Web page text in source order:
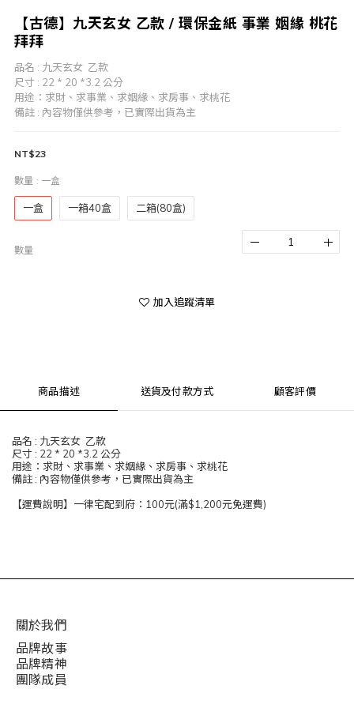
【古德】九天玄女 乙款 / 環保金紙 事業 姻緣 桃花
拜拜
品名 : 九天玄女  乙款
尺寸 : 22 * 20 *3.2 公分
用途：求財、求事業、求姻緣、求房事、求桃花
備註 : 內容物僅供參考，已實際出貨為主
NT$23
數量 : 一盒
一盒 一箱40盒 二箱(80盒)
數量
加入追蹤清單
商品描述 送貨及付款方式 顧客評價
品名 : 九天玄女 乙款
尺寸 : 22 * 20 *3.2 公分
用途：求財、求事業、求姻緣、求房事、求桃花
備註 : 內容物僅供參考，已實際出貨為主
【運費說明】一律宅配到府：100元(滿$1,200元免運費)
關於我們
品牌故事
品牌精神
團隊成員